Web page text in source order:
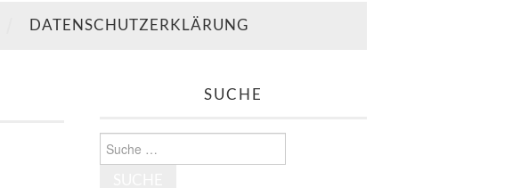
DATENSCHUTZERKLÄRUNG
SUCHE
Suche
nach: